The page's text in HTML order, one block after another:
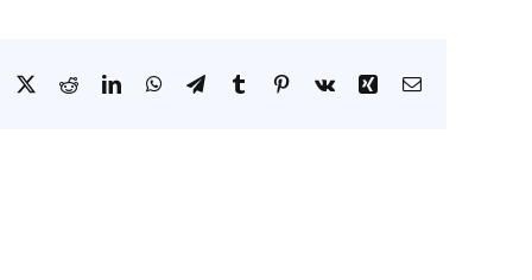
Facebook RedditLinkedInWhatsApp
TelegramTumblr Pinterest
Vk Xing Correo